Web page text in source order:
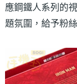
應鋼鐵人系列的
題氛圍，給予粉